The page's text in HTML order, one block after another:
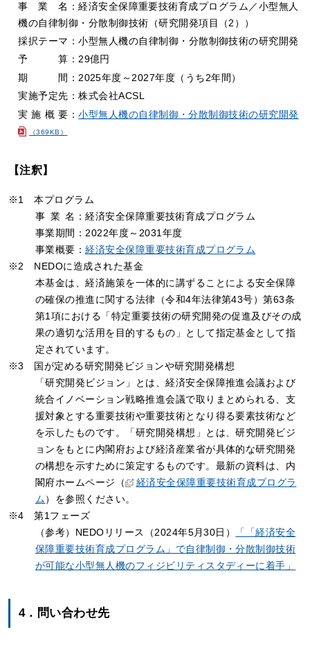
事 業
名：経済安全保障重要技術育成プログラム／小型無人
機の自律制御・分散制御技術（研究開発項目（2））
採択テーマ：小型無⼈機の自律制御・分散制御技術の研究開発
予
算：29億円
期
間：2025年度～2027年度（うち2年間）
実施予定先：株式会社ACSL
実 施 概 要：小型無人機の自律制御・分散制御技術の研究開発
（369KB）
【注釈】
※1 本プログラム
事 業 名：経済安全保障重要技術育成プログラム
事業期間：2022年度～2031年度
事業概要：経済安全保障重要技術育成プログラム
※2 NEDOに造成された基金
本基金は、経済施策を一体的に講ずることによる安全保障
の確保の推進に関する法律（令和4年法律第43号）第63条
第1項における「特定重要技術の研究開発の促進及びその成
果の適切な活用を目的するもの」として指定基金として指
定されています。
※3 国が定める研究開発ビジョンや研究開発構想
「研究開発ビジョン」とは、経済安全保障推進会議および
統合イノベーション戦略推進会議で取りまとめられる、支
援対象とする重要技術や重要技術となり得る要素技術など
を示したものです。「研究開発構想」とは、研究開発ビジ
ョンをもとに内閣府および経済産業省が具体的な研究開発
の構想を示すために策定するものです。最新の資料は、内
閣府ホームページ（
経済安全保障重要技術育成プログラ
ム）を参照ください。
※4 第1フェーズ
（参考）NEDOリリース（2024年5月30日）
「「経済安全
保障重要技術育成プログラム」で自律制御・分散制御技術
が可能な小型無人機のフィジビリティスタディーに着手」
4．問い合わせ先